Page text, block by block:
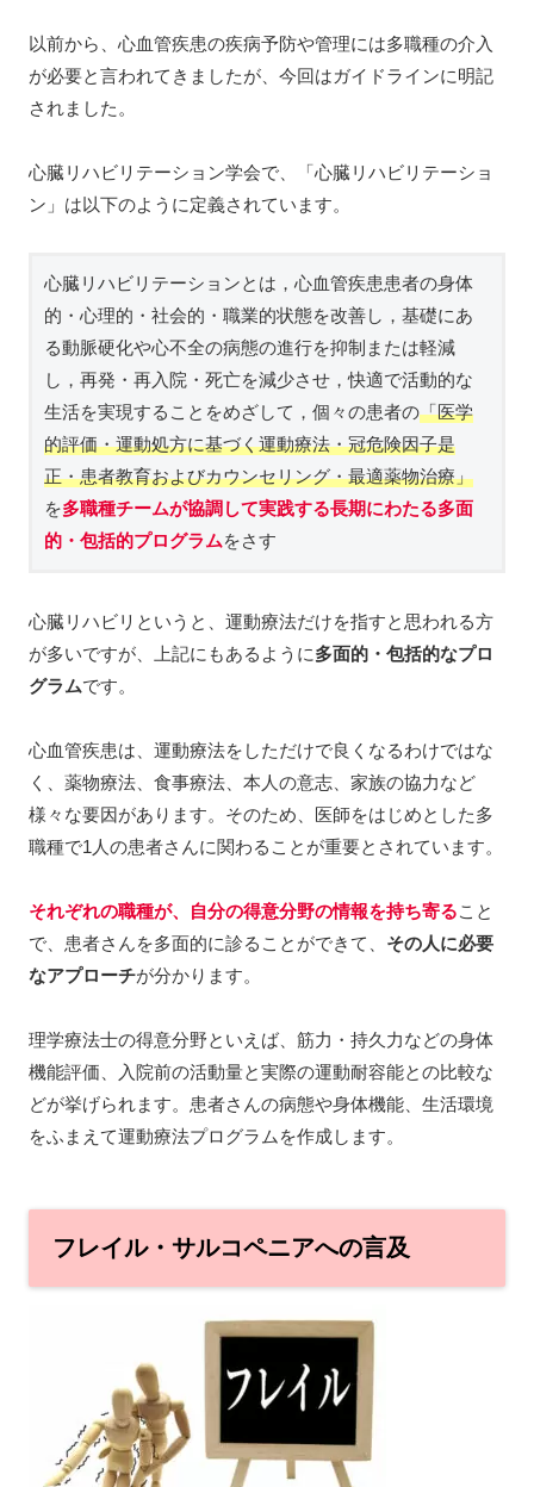
以前から、心血管疾患の疾病予防や管理には多職種の介入
が必要と言われてきましたが、今回はガイドラインに明記
されました。
心臓リハビリテーション学会で、「心臓リハビリテーショ
ン」は以下のように定義されています。
心臓リハビリテーションとは，心血管疾患患者の身体
的・心理的・社会的・職業的状態を改善し，基礎にあ
る動脈硬化や心不全の病態の進行を抑制または軽減
し，再発・再入院・死亡を減少させ，快適で活動的な
生活を実現することをめざして，個々の患者の「医学
的評価・運動処方に基づく運動療法・冠危険因子是
正・患者教育およびカウンセリング・最適薬物治療」
を多職種チームが協調して実践する長期にわたる多面
的・包括的プログラムをさす
心臓リハビリというと、運動療法だけを指すと思われる方
が多いですが、上記にもあるように多面的・包括的なプロ
グラムです。
心血管疾患は、運動療法をしただけで良くなるわけではな
く、薬物療法、食事療法、本人の意志、家族の協力など
様々な要因があります。そのため、医師をはじめとした多
職種で1人の患者さんに関わることが重要とされています。
それぞれの職種が、自分の得意分野の情報を持ち寄ること
で、患者さんを多面的に診ることができて、 その人に必要
なアプローチが分かります。
理学療法士の得意分野といえば、筋力・持久力などの身体
機能評価、入院前の活動量と実際の運動耐容能との比較な
どが挙げられます。患者さんの病態や身体機能、生活環境
をふまえて運動療法プログラムを作成します。
フレイル・サルコペニアへの言及